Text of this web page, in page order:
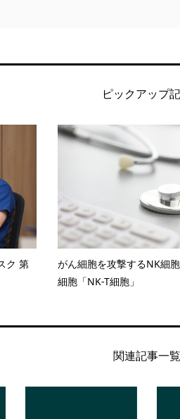
ピックアップ
ク 第
がん細胞を攻撃するNK細
細胞「NK-T細胞」
関連記事一覧